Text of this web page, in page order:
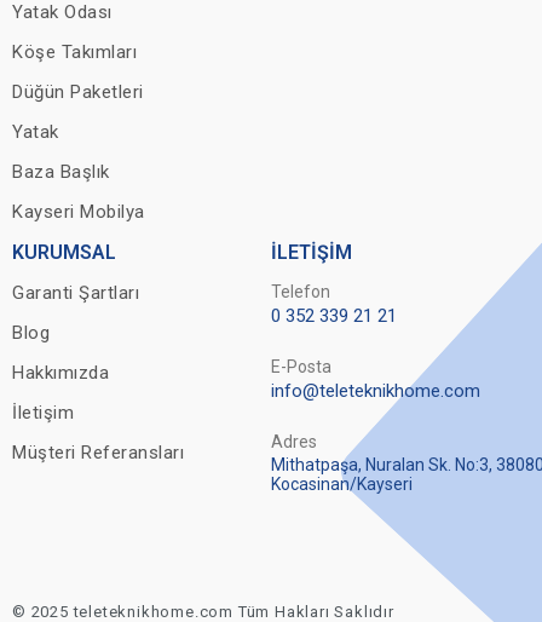
Yatak Odası
Köşe Takımları
Düğün Paketleri
Yatak
Baza Başlık
Kayseri Mobilya
KURUMSAL
Garanti Şartları
Blog
Hakkımızda
İletişim
Müşteri Referansları
İLETİŞİM
Telefon
0 352 339 21 21
E-Posta
info@teleteknikhome.com
Adres
Mithatpaşa, Nuralan Sk. No:3,
Kocasinan/Kayseri
© 2025 teleteknikhome.com Tüm Hakları Saklıdır